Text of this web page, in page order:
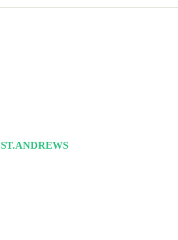
ST.ANDREWS